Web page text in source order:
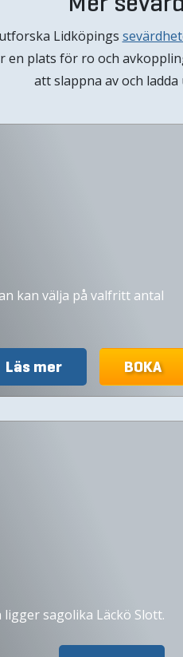
Lidköpings
plats för ro och
att slappna av och
kan välja på valfritt antal
Läs mer BOKA
sagolika Läckö Slott.